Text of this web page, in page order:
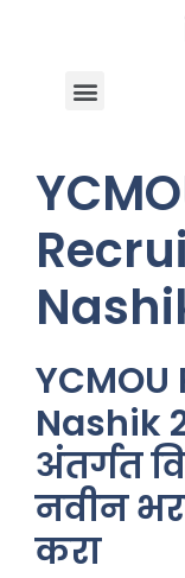
Nashik
अंतर्गत
नवीन
करा